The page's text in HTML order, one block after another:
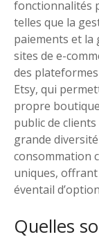
fonctionnalités
telles que la
paiements et la
sites de e-
des
Etsy, qui
propre
public de
grande
consommation
uniques,
éventail
Quelles